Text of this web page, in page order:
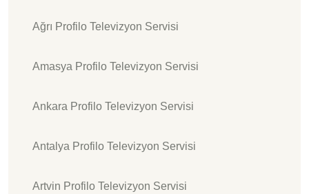
Ağrı Profilo Televizyon Servisi
Amasya Profilo Televizyon Servisi
Ankara Profilo Televizyon Servisi
Antalya Profilo Televizyon Servisi
Artvin Profilo Televizyon Servisi